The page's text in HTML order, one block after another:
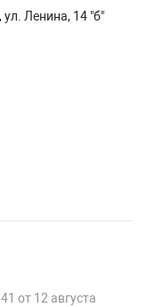
Ленина, 14 "б"
от 12 августа